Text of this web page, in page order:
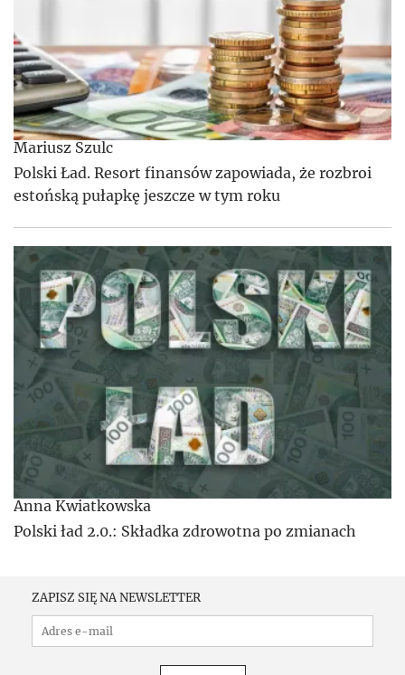
Mariusz Szulc
Polski Ład. Resort finansów zapowiada, że rozbroi
estońską pułapkę jeszcze w tym roku
Anna Kwiatkowska
Polski ład 2.0.: Składka zdrowotna po zmianach
ZAPISZ SIĘ NA NEWSLETTER